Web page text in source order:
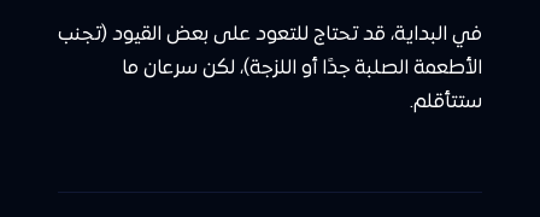
في البداية، قد تحتاج للتعود على بعض القيود (تجنب
الأطعمة الصلبة جدًا أو اللزجة)، لكن سرعان ما
ستتأقلم.